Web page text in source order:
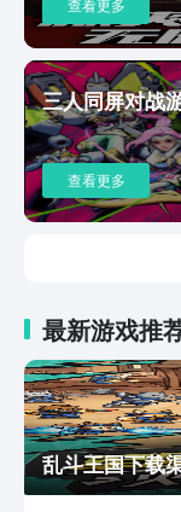
三天的时间就拥
查看更多
三人同屏对战
查看更多
最新游戏推
乱斗王国下载